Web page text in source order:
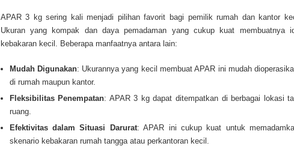
APAR 3 kg sering kali menjadi pilihan favorit bagi pemilik rumah dan kantor
Ukuran yang kompak dan daya pemadaman yang cukup kuat membuatnya
kebakaran kecil. Beberapa manfaatnya antara lain:
Mudah Digunakan: Ukurannya yang kecil membuat APAR ini mudah
di rumah maupun kantor.
Fleksibilitas Penempatan: APAR 3 kg dapat ditempatkan di berbagai lokasi
ruang.
Efektivitas dalam Situasi Darurat: APAR ini cukup kuat untuk
skenario kebakaran rumah tangga atau perkantoran kecil.